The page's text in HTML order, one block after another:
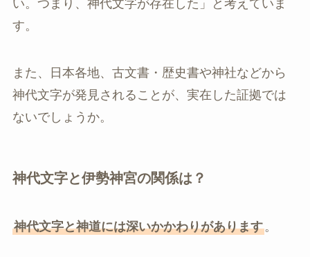
い。つまり、神代文字が存在した」と考えていま
す。
また、日本各地、古文書・歴史書や神社などから
神代文字が発見されることが、実在した証拠では
ないでしょうか。
神代文字と伊勢神宮の関係は？
神代文字と神道には深いかかわりがあります。